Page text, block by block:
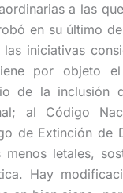
a las
en su último
iniciativas
por objeto
de la inclusión
al Código
de Extinción de
letales,
Hay